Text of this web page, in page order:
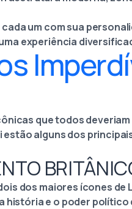
um com sua
experiência
que todos
estão alguns dos
dos maiores ícones
história e o poder político